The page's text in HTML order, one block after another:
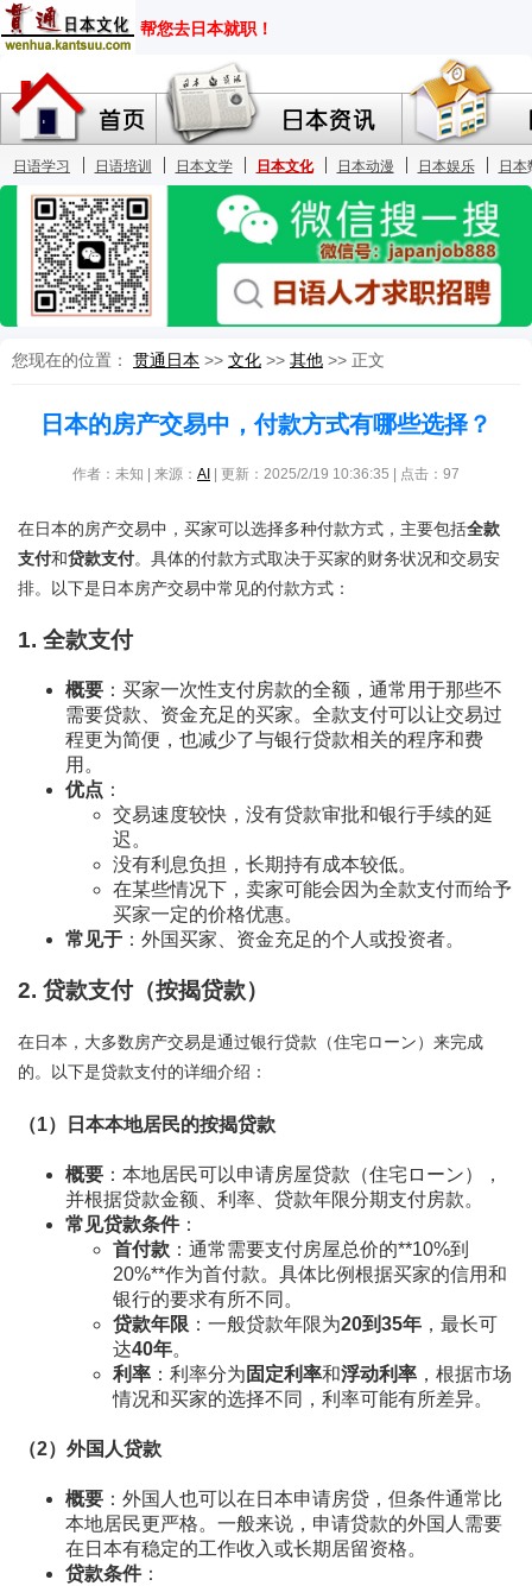
您现在的位置： 贯通日本 >> 文化 >> 其他 >> 正文
日本的房产交易中，付款方式有哪些选择？
作者：未知 | 来源： AI | 更新：2025/2/19 10:36:35 | 点击： 97
在日本的房产交易中，买家可以选择多种付款方式，主要包括全款
支付和贷款支付。具体的付款方式取决于买家的财务状况和交易安
排。以下是日本房产交易中常见的付款方式：
1. 全款支付
概要 ：买家一次性支付房款的全额，通常用于那些不
需要贷款、资金充足的买家。全款支付可以让交易过
程更为简便，也减少了与银行贷款相关的程序和费
用。
优点 ：
交易速度较快，没有贷款审批和银行手续的延
迟。
没有利息负担，长期持有成本较低。
在某些情况下，卖家可能会因为全款支付而给予
买家一定的价格优惠。
常见于 ：外国买家、资金充足的个人或投资者。
2. 贷款支付（按揭贷款）
在日本，大多数房产交易是通过银行贷款（住宅ローン）来完成
的。以下是贷款支付的详细介绍：
（1） 日本本地居民的按揭贷款
概要 ：本地居民可以申请房屋贷款（住宅ローン），
并根据贷款金额、利率、贷款年限分期支付房款。
常见贷款条件：
首付款 ：通常需要支付房屋总价的**10%到
20%**作为首付款。具体比例根据买家的信用和
银行的要求有所不同。
贷款年限 ：一般贷款年限为20到35年 ，最长可
达40年。
利率 ：利率分为 固定利率和浮动利率 ，根据市场
情况和买家的选择不同，利率可能有所差异。
（2） 外国人贷款
概要 ：外国人也可以在日本申请房贷，但条件通常比
本地居民更严格。一般来说，申请贷款的外国人需要
在日本有稳定的工作收入或长期居留资格。
贷款条件：